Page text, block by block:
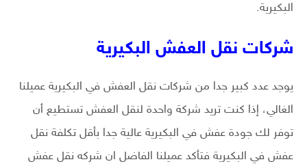
البكيرية.
شركات نقل العفش البكيرية
يوجد عدد كبير جدا من شركات نقل العفش في البكيرية عميلنا
الغالي، إذا كنت تريد شركة واحدة لنقل العفش تستطيع أن
توفر لك جودة عفش في البكيرية عالية جدا بأقل تكلفة نقل
عفش في البكيرية فتأكد عميلنا الفاضل ان شركه نقل عفش